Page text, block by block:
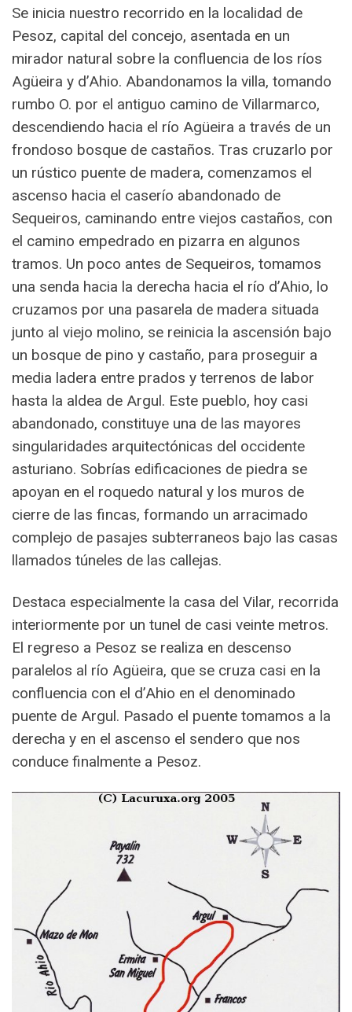
Se inicia nuestro recorrido en la localidad de
Pesoz, capital del concejo, asentada en un
mirador natural sobre la confluencia de los ríos
Agüeira y d’Ahio. Abandonamos la villa, tomando
rumbo O. por el antiguo camino de Villarmarco,
descendiendo hacia el río Agüeira a través de un
frondoso bosque de castaños. Tras cruzarlo por
un rústico puente de madera, comenzamos el
ascenso hacia el caserío abandonado de
Sequeiros, caminando entre viejos castaños, con
el camino empedrado en pizarra en algunos
tramos. Un poco antes de Sequeiros, tomamos
una senda hacia la derecha hacia el río d’Ahio, lo
cruzamos por una pasarela de madera situada
junto al viejo molino, se reinicia la ascensión bajo
un bosque de pino y castaño, para proseguir a
media ladera entre prados y terrenos de labor
hasta la aldea de Argul. Este pueblo, hoy casi
abandonado, constituye una de las mayores
singularidades arquitectónicas del occidente
asturiano. Sobrías edificaciones de piedra se
apoyan en el roquedo natural y los muros de
cierre de las fincas, formando un arracimado
complejo de pasajes subterraneos bajo las casas
llamados túneles de las callejas.
Destaca especialmente la casa del Vilar, recorrida
interiormente por un tunel de casi veinte metros.
El regreso a Pesoz se realiza en descenso
paralelos al río Agüeira, que se cruza casi en la
confluencia con el d’Ahio en el denominado
puente de Argul. Pasado el puente tomamos a la
derecha y en el ascenso el sendero que nos
conduce finalmente a Pesoz.